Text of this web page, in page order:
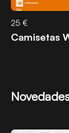
25 €
Camisetas